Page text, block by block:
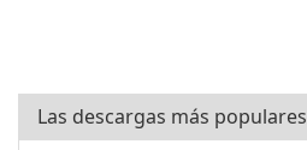
Las descargas más populares